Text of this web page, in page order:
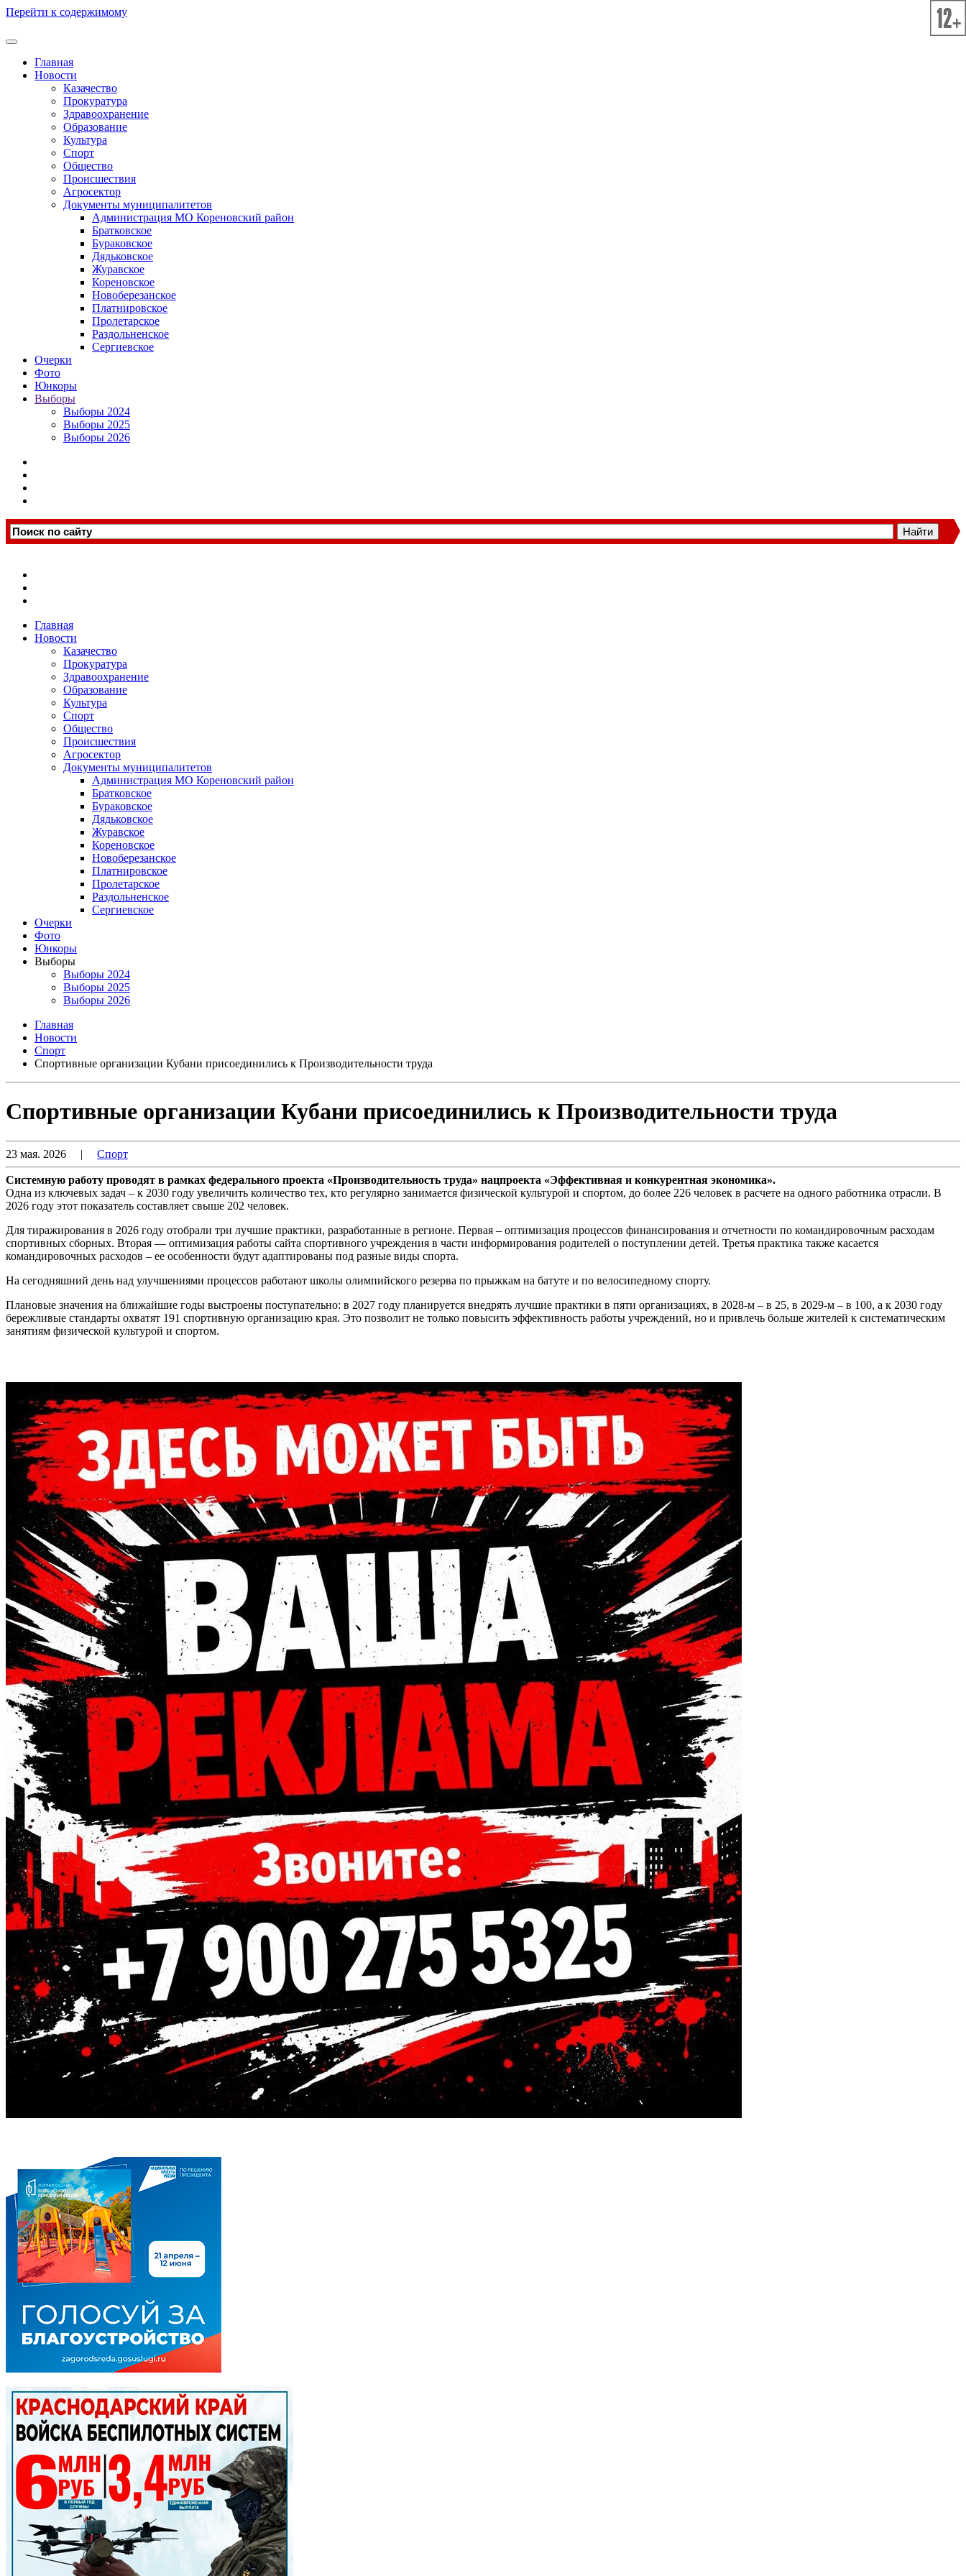
Перейти к содержимому
Главная
Новости
Казачество
Прокуратура
Здравоохранение
Образование
Культура
Спорт
Общество
Происшествия
Агросектор
Документы муниципалитетов
Администрация МО Кореновский район
Братковское
Бураковское
Дядьковское
Журавское
Кореновское
Новоберезанское
Платнировское
Пролетарское
Раздольненское
Сергиевское
Очерки
Фото
Юнкоры
Выборы
Выборы 2024
Выборы 2025
Выборы 2026
Главная
Новости
Казачество
Прокуратура
Здравоохранение
Образование
Культура
Спорт
Общество
Происшествия
Агросектор
Документы муниципалитетов
Администрация МО Кореновский район
Братковское
Бураковское
Дядьковское
Журавское
Кореновское
Новоберезанское
Платнировское
Пролетарское
Раздольненское
Сергиевское
Очерки
Фото
Юнкоры
Выборы
Выборы 2024
Выборы 2025
Выборы 2026
Главная
Новости
Спорт
Спортивные организации Кубани присоединились к Производительности труда
Спортивные организации Кубани присоединились к Производительности труда
23 мая. 2026 | Спорт
Системную работу проводят в рамках федерального проекта «Производительность труда» нацпроекта «Эффективная и конкурентная экономика».
Одна из ключевых задач – к 2030 году увеличить количество тех, кто регулярно занимается физической культурой и спортом, до более 226 человек в расчете на одного работника отрасли. В
2026 году этот показатель составляет свыше 202 человек.
Для тиражирования в 2026 году отобрали три лучшие практики, разработанные в регионе. Первая – оптимизация процессов финансирования и отчетности по командировочным расходам
спортивных сборных. Вторая — оптимизация работы сайта спортивного учреждения в части информирования родителей о поступлении детей. Третья практика также касается
командировочных расходов – ее особенности будут адаптированы под разные виды спорта.
На сегодняшний день над улучшениями процессов работают школы олимпийского резерва по прыжкам на батуте и по велосипедному спорту.
Плановые значения на ближайшие годы выстроены поступательно: в 2027 году планируется внедрять лучшие практики в пяти организациях, в 2028-м – в 25, в 2029-м – в 100, а к 2030 году
бережливые стандарты охватят 191 спортивную организацию края. Это позволит не только повысить эффективность работы учреждений, но и привлечь больше жителей к систематическим
занятиям физической культурой и спортом.